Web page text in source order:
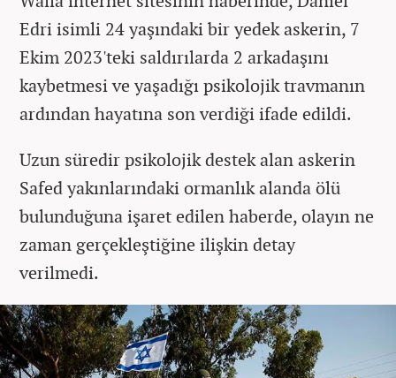
Edri isimli 24 yaşındaki bir yedek askerin, 7
Ekim 2023'teki saldırılarda 2 arkadaşını
kaybetmesi ve yaşadığı psikolojik travmanın
ardından hayatına son verdiği ifade edildi.
Uzun süredir psikolojik destek alan askerin
Safed yakınlarındaki ormanlık alanda ölü
bulunduğuna işaret edilen haberde, olayın ne
zaman gerçekleştiğine ilişkin detay
verilmedi.